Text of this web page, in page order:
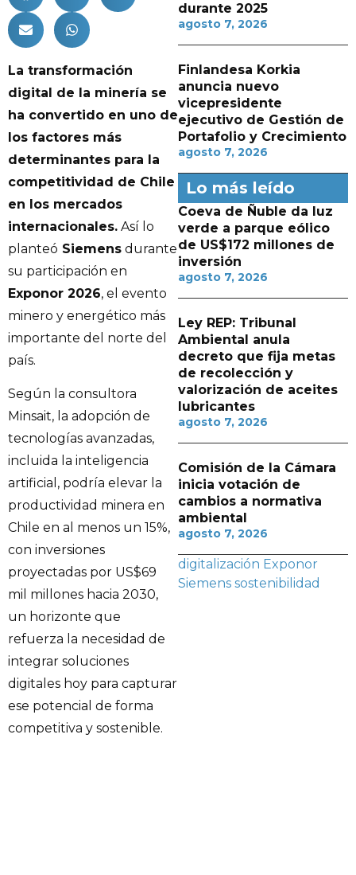
La transformación
digital de la minería se
ha convertido en uno de
los factores más
determinantes para la
competitividad de Chile
en los mercados
internacionales. Así lo
planteó Siemens durante
su participación en
Exponor 2026, el evento
minero y energético más
importante del norte del
país.
Según la consultora
Minsait, la adopción de
tecnologías avanzadas,
incluida la inteligencia
artificial, podría elevar la
productividad minera en
Chile en al menos un 15%,
con inversiones
proyectadas por US$69
mil millones hacia 2030,
un horizonte que
refuerza la necesidad de
integrar soluciones
digitales hoy para capturar
ese potencial de forma
competitiva y sostenible.
durante 2025
agosto 7, 2026
Finlandesa Korkia
anuncia nuevo
vicepresidente
ejecutivo de Gestión de
Portafolio y Crecimiento
agosto 7, 2026
Lo más leído
Coeva de Ñuble da luz
verde a parque eólico
de US$172 millones de
inversión
agosto 7, 2026
Ley REP: Tribunal
Ambiental anula
decreto que fija metas
de recolección y
valorización de aceites
lubricantes
agosto 7, 2026
Comisión de la Cámara
inicia votación de
cambios a normativa
ambiental
agosto 7, 2026
digitalización Exponor
Siemens sostenibilidad